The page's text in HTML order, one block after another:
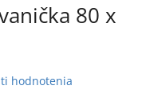
80 x
hodnotenia